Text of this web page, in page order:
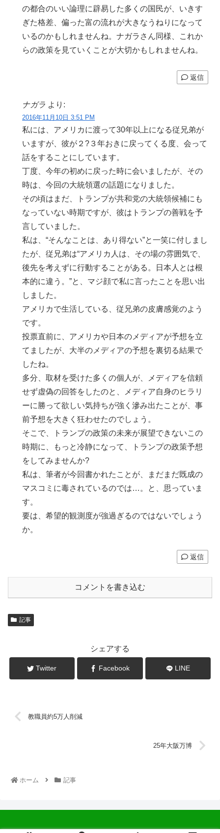
の都合のいい論理に辟易した多くの国民が、いきす
ぎた格差、偏った富の流れが大きなうねりになって
いるのかもしれませんね。ナガラさん同様、これか
らの政策を見ていくことが大切かもしれませんね。
返信
ナガラ より:
2016年11月10日 3:51 PM
私には、アメリカに渡って30年以上になる従兄弟が
いますが、彼が２?３年おきに戻ってくる度、会って
話をすることにしています。
丁度、今年の初めに戻った時に会いましたが、その
時は、今回の大統領選の話題になりました。
その頃はまだ、トランプが共和党の大統領候補にも
なっていない時期ですが、彼はトランプの善戦を予
言していました。
私は、“そんなことは、あり得ない”と一笑に付しまし
たが、従兄弟は“アメリカ人は、その場の雰囲気で、
後先を考えずに行動することがある。日本人とは根
本的に違う。”と、マジ顔で私に言ったことを思い出
しました。
アメリカで生活している、従兄弟の皮膚感覚のよう
です。
投票直前に、アメリカや日本のメディアが予想を立
てましたが、大半のメディアの予想を裏切る結果で
したね。
多分、取材を受けた多くの個人が、メディアを信頼
せず虚偽の回答をしたのと、メディア自身のヒラリ
ーに勝って欲しい気持ちが強く滲み出たことが、事
前予想を大きく狂わせたのでしょう。
そこで、トランプの政策の未来が展望できないこの
時期に、もっと冷静になって、トランプの政策予想
をしてみませんか?
私は、筆者が今回書かれたことが、まだまだ既成の
マスコミに毒されているのでは…。と、思っていま
す。
要は、希望的観測度が強過ぎるのではないでしょう
か。
返信
コメントを書き込む
記事
シェアする
Twitter Facebook LINE
教職員約5万人削減
25年大阪万博
ホーム 記事